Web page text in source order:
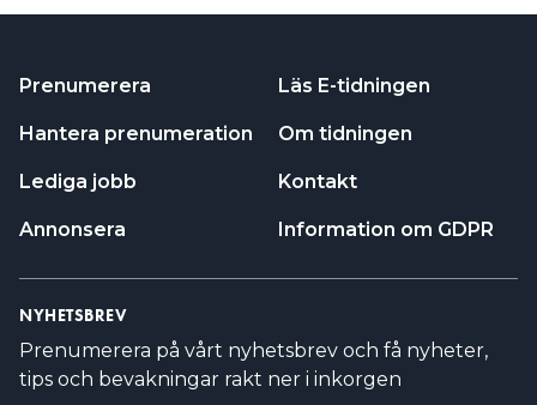
Prenumerera
Hantera prenumeration
Lediga jobb
Annonsera
Läs E-tidningen
Om tidningen
Kontakt
Information om GDPR
NYHETSBREV
Prenumerera på vårt nyhetsbrev och få nyheter,
tips och bevakningar rakt ner i inkorgen